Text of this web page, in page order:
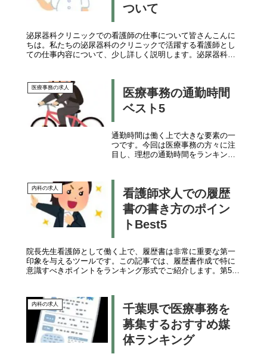
ついて
泌尿器科クリニックでの看護師の仕事について皆さんこんに
ちは。私たちの泌尿器科のクリニックで活躍する看護師とし
ての仕事内容について、少し詳しく説明します。泌尿器科と
医療事務の求人
医療事務の通勤時間
ベスト5
通勤時間は働く上で大きな要素の一
つです。今回は医療事務の方々に注
目し、理想の通勤時間をランキング
上でも大丈夫な方は、求人の対象地
域が...
内科の求人
看護師求人での履歴
書の書き方のポイン
トBest5
院長先生看護師として働く上で、履歴書は非常に重要な第一
印象を与えるツールです。この記事では、履歴書作成で特に
意識すべきポイントをランキング形式でご紹介します。第5
内科の求人
千葉県で医療事務を
募集するおすすめ媒
体ランキング